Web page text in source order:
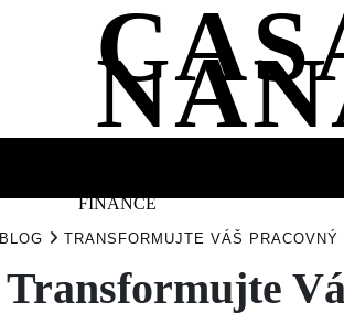
FINANCE
BLOG TRANSFORMUJTE VÁŠ
Transformujte